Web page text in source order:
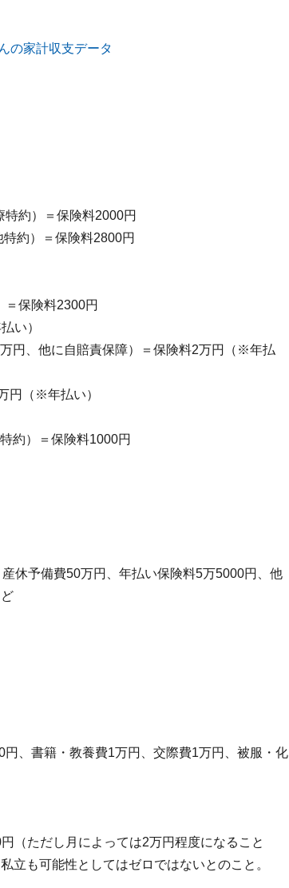
特約）＝保険料2000円
約）＝保険料2800円
＝保険料2300円
い）
円、他に自賠責保障）＝保険料2万円（※年払
円（※年払い）
約）＝保険料1000円
休予備費50万円、年払い保険料5万5000円、他
、書籍・教養費1万円、交際費1万円、被服・化
（ただし月によっては2万円程度になること
立も可能性としてはゼロではないとのこと。